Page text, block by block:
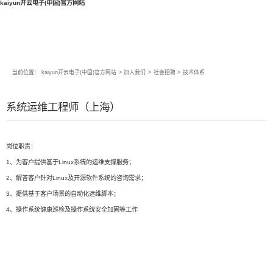
kaiyun开云电子(中国)官方网站
当前位置： kaiyun开云电子(中国)官方网站 > 加入我们 > 社会招聘 > 技术体系
系统运维工程师（上海）
岗位职责：
1、为客户提供基于Linux系统的运维支撑服务；
2、解答客户针对Linux及开源软件系统的咨询需求；
3、提供基于客户场景的自动化运维脚本；
4、操作系统健康巡检及操作系统安全加固等工作